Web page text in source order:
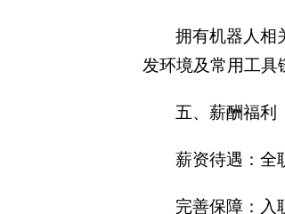
拥有机器人相
发环境及常用工具
五、薪酬福利
薪资待遇：全
完善保障：入